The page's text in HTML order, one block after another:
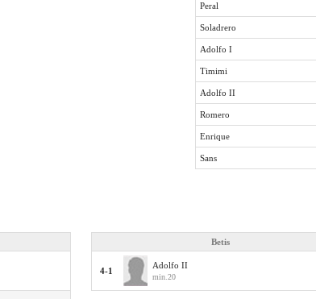
Peral
Soladrero
Adolfo I
Timimi
Adolfo II
Romero
Enrique
Sans
Betis
4-1
Adolfo II
min.20